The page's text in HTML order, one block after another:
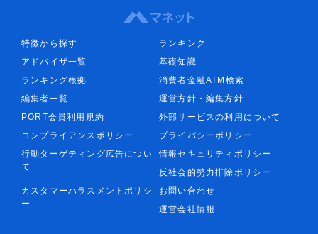
特徴から探す
ランキング
アドバイザ一覧
基礎知識
ランキング根拠
消費者金融ATM検索
編集者一覧
運営方針・編集方針
PORT会員利用規約
外部サービスの利用について
コンプライアンスポリシー
プライバシーポリシー
行動ターゲティング広告につい
て
情報セキュリティポリシー
反社会的勢力排除ポリシー
カスタマーハラスメントポリシ
ー
お問い合わせ
運営会社情報